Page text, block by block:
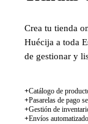
Crea tu tienda
Huécija a toda
de gestionar y
+Catálogo de
+Pasarelas de pago
+Gestión de
+Envíos